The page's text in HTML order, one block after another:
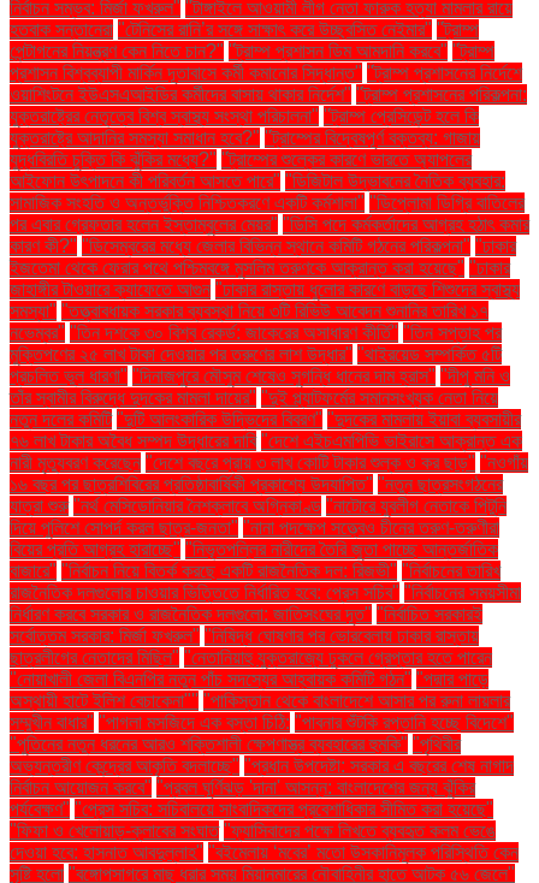
নির্বাচন সম্ভব: মির্জা ফখরুল" "টাঙ্গাইলে আওয়ামী লীগ নেতা ফারুক হত্যা মামলার রায়ে
হতবাক সন্তানেরা "টেনিসের রানি’র সঙ্গে সাক্ষাৎ করে উচ্ছ্বসিত নেইমার" "ট্রাম্প
পেন্টাগনের নিয়ন্ত্রণ কেন নিতে চান?" "ট্রাম্প প্রশাসন ডিম আমদানি করবে" "ট্রাম্প
প্রশাসন বিশ্বব্যাপী মার্কিন দূতাবাসে কর্মী কমানোর সিদ্ধান্ত" "ট্রাম্প প্রশাসনের নির্দেশে
ওয়াশিংটনে ইউএসএআইডির কর্মীদের বাসায় থাকার নির্দেশ" "ট্রাম্প প্রশাসনের পরিকল্পনা:
যুক্তরাষ্ট্রের নেতৃত্বে বিশ্ব স্বাস্থ্য সংস্থা পরিচালনা" "ট্রাম্প প্রেসিডেন্ট হলে কি
যুক্তরাষ্ট্রে আদানির সমস্যা সমাধান হবে?" "ট্রাম্পের বিদ্বেষপূর্ণ বক্তব্য: গাজায়
যুদ্ধবিরতি চুক্তি কি ঝুঁকির মধ্যে?" "ট্রাম্পের শুল্কের কারণে ভারতে অ্যাপলের
আইফোন উৎপাদনে কী পরিবর্তন আসতে পারে" "ডিজিটাল উদ্ভাবনের নৈতিক ব্যবহার:
সামাজিক সংহতি ও অন্তর্ভুক্তি নিশ্চিতকরণে একটি কর্মশালা" "ডিপ্লোমা ডিগ্রি বাতিলের
পর এবার গ্রেফতার হলেন ইস্তাম্বুলের মেয়র" "ডিসি পদে কর্মকর্তাদের আগ্রহ হঠাৎ কমার
কারণ কী?" "ডিসেম্বরের মধ্যে জেলার বিভিন্ন স্থানে কমিটি গঠনের পরিকল্পনা" "ঢাকার
ইজতেমা থেকে ফেরার পথে পশ্চিমবঙ্গে মুসলিম তরুণকে আক্রান্ত করা হয়েছে" "ঢাকার
জাহাঙ্গীর টাওয়ারে ক্যাফেতে আগুন "ঢাকার রাস্তায় ধুলোর কারণে বাড়ছে শিশুদের স্বাস্থ্য
সমস্যা" "তত্ত্বাবধায়ক সরকার ব্যবস্থা নিয়ে ৩টি রিভিউ আবেদন শুনানির তারিখ ১৭
নভেম্বর" "তিন দশকে ৩০ বিশ্ব রেকর্ড: জাকেরের অসাধারণ কীর্তি" "তিন সপ্তাহ পর
মুক্তিপণের ২৫ লাখ টাকা দেওয়ার পর তরুণের লাশ উদ্ধার" "থাইরয়েড সম্পর্কিত ৫টি
প্রচলিত ভুল ধারণা" "দিনাজপুরে মৌসুম শেষেও সুগন্ধি ধানের দাম হ্রাস" "দীপু মনি ও
তাঁর স্বামীর বিরুদ্ধে দুদকের মামলা দায়ের" "দুই প্ল্যাটফর্মের সমানসংখ্যক নেতা নিয়ে
নতুন দলের কমিটি "দুটি আলংকারিক উদ্ভিদের বিবরণ" "দুদকের মামলায় ইয়াবা ব্যবসায়ীর
৭৬ লাখ টাকার অবৈধ সম্পদ উদ্ধারের দাবি "দেশে এইচএমপিভি ভাইরাসে আক্রান্ত এক
নারী মৃত্যুবরণ করেছেন "দেশে বছরে প্রায় ৩ লাখ কোটি টাকার শুল্ক ও কর ছাড়" "নওগাঁয়
১৬ বছর পর ছাত্রশিবিরের প্রতিষ্ঠাবার্ষিকী প্রকাশ্যে উদযাপিত" "নতুন ছাত্রসংগঠনের
যাত্রা শুরু "নর্থ মেসিডোনিয়ার নৈশক্লাবে অগ্নিকাণ্ড "নাটোরে যুবলীগ নেতাকে পিটুনি
দিয়ে পুলিশে সোপর্দ করল ছাত্র-জনতা" "নানা পদক্ষেপ সত্ত্বেও চীনের তরুণ-তরুণীরা
বিয়ের প্রতি আগ্রহ হারাচ্ছে" "নিভৃতপল্লির নারীদের তৈরি জুতা পাচ্ছে আন্তর্জাতিক
বাজারে" "নির্বাচন নিয়ে বিতর্ক করছে একটি রাজনৈতিক দল: রিজভী" "নির্বাচনের তারিখ
রাজনৈতিক দলগুলোর চাওয়ার ভিত্তিতে নির্ধারিত হবে: প্রেস সচিব" "নির্বাচনের সময়সীমা
নির্ধারণ করবে সরকার ও রাজনৈতিক দলগুলো: জাতিসংঘের দূত" "নির্বাচিত সরকারই
সর্বোত্তম সরকার: মির্জা ফখরুল" "নিষিদ্ধ ঘোষণার পর ভোরবেলায় ঢাকার রাস্তায়
ছাত্রলীগের নেতাদের মিছিল" "নেতানিয়াহু যুক্তরাজ্যে ঢুকলে গ্রেপ্তার হতে পারেন
"নোয়াখালী জেলা বিএনপির নতুন পাঁচ সদস্যের আহ্বায়ক কমিটি গঠন" "পদ্মার পাড়ে
অস্থায়ী হাটে ইলিশ বেচাকেনা"'' "পাকিস্তান থেকে বাংলাদেশে আসার পর রুনা লায়লার
সম্মুখীন বাধার" "পাগলা মসজিদে এক বস্তা চিঠি: "পাবনার শুঁটকি রপ্তানি হচ্ছে বিদেশে"
"পুতিনের নতুন ধরনের আরও শক্তিশালী ক্ষেপণাস্ত্র ব্যবহারের হুমকি" "পৃথিবীর
অভ্যন্তরীণ কেন্দ্রের আকৃতি বদলাচ্ছে" "প্রধান উপদেষ্টা: সরকার এ বছরের শেষ নাগাদ
নির্বাচন আয়োজন করবে" "প্রবল ঘূর্ণিঝড় 'দানা' আসন্ন: বাংলাদেশের জন্য ঝুঁকির
পর্যবেক্ষণ" "প্রেস সচিব: সচিবালয়ে সাংবাদিকদের প্রবেশাধিকার সীমিত করা হয়েছে"
"ফিফা ও খেলোয়াড়-ক্লাবের সংঘাত "ফ্যাসিবাদের পক্ষে লিখতে ব্যবহৃত কলম ভেঙে
দেওয়া হবে: হাসনাত আবদুল্লাহ" "বইমেলায় ‘মবের’ মতো উসকানিমূলক পরিস্থিতি কেন
সৃষ্টি হলো "বঙ্গোপসাগরে মাছ ধরার সময় মিয়ানমারের নৌবাহিনীর হাতে আটক ৫৬ জেলে"